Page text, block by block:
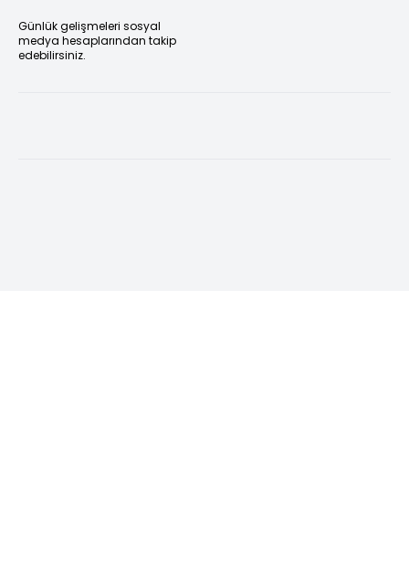
Günlük gelişmeleri sosyal
medya hesaplarından takip
edebilirsiniz.